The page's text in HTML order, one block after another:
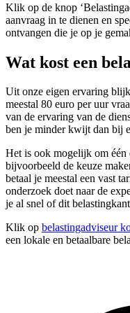
Klik op de knop
aanvraag in te dienen en
ontvangen die je op je
Wat kost een
Uit onze eigen ervaring
meestal 80 euro per uur
van de ervaring van de
ben je minder kwijt dan bij
Het is ook mogelijk om één
bijvoorbeeld de keuze
betaal je meestal een vast
onderzoek doet naar de
je al snel of dit
Klik op belastingadviseur
een lokale en betaalbare